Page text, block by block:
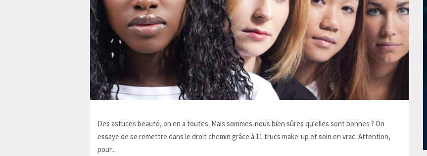
Des astuces beauté, on en a toutes. Mais sommes-nous bien sûres qu'elles sont bonnes ? On
essaye de se remettre dans le droit chemin grâce à 11 trucs make-up et soin en vrac. Attention,
pour...